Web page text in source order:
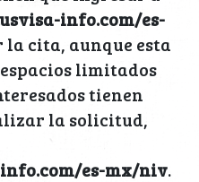
info.com/es-
cita, aunque esta
limitados
tienen
la solicitud,
es-mx/niv.